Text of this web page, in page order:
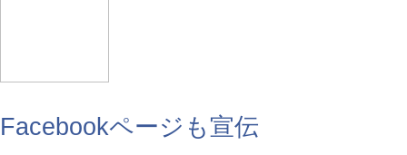
Facebookページも宣伝